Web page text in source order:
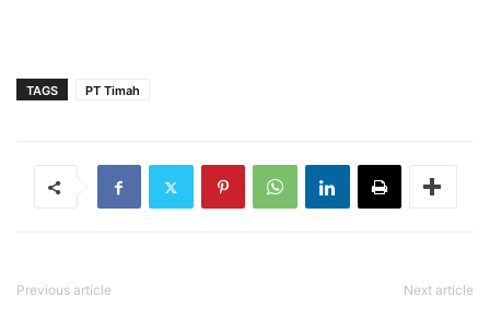
TAGS PT Timah
Previous article Next article